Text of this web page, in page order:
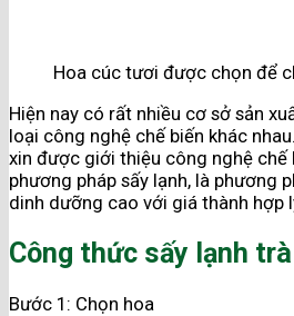
Hoa cúc tươi được chọn để
Hiện nay có rất nhiều cơ sở sản
loại công nghệ chế biến khác
xin được giới thiệu công nghệ chế
phương pháp sấy lạnh, là phương
dinh dưỡng cao với giá thành hợp
Công thức sấy lạnh
Bước 1: Chọn hoa